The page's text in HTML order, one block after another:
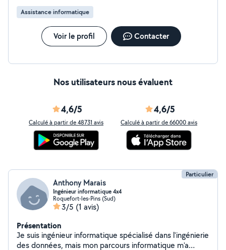
Assistance informatique
Voir le profil Contacter
Nos utilisateurs nous évaluent
4,6/5
Calculé à partir de 48731 avis
4,6/5
Calculé à partir de 66000 avis
Particulier
Anthony Marais
Ingénieur informatique 4x4
Roquefort-les-Pins (Sud)
3/5 (1 avis)
Présentation
Je suis ingénieur informatique spécialisé dans l'ingénierie
des données, mais mon parcours informatique m'a